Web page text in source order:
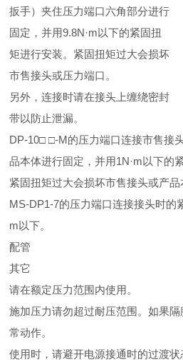
扳手）夹住压力端口六角部分进行
固定，并用9.8N·m以下的紧固扭
矩进行安装。紧固扭矩过大会损坏
市售接头或压力端口。
另外，连接时请在接头上缠绕密封
带以防止泄漏。
DP-10□ □-M的压力端口连接市售接
品本体进行固定，并用1N·m以下的
紧固扭矩过大会损坏市售接头或产品
MS-DP1-7的压力端口连接接头时的
m以下。
配管
其它
请在额定压力范围内使用。
施加压力请勿超过耐压范围。如果
常动作。
使用时，请避开电源接通时的过渡状